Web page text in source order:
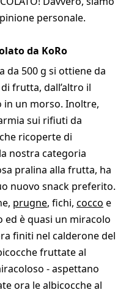
personale.
da KoRo
da 500 g si ottiene da
frutta, dall’altro il
un morso. Inoltre,
sui rifiuti da
ricoperte di
nostra categoria
pralina alla frutta, ha
nuovo snack preferito.
prugne, fichi, cocco e
ed è quasi un miracolo
finiti nel calderone del
fruttate al
- aspettano
ora le albicocche al